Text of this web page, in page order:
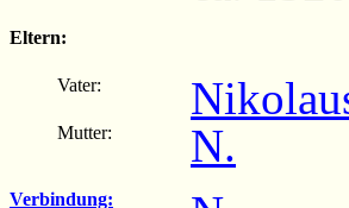
Eltern:
Vater:
Mutter: N.
Verbindung: